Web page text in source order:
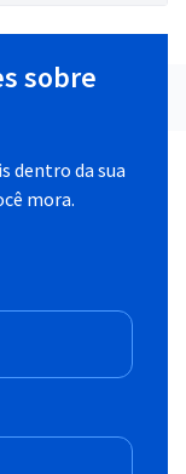
sobre
dentro da sua
mora.